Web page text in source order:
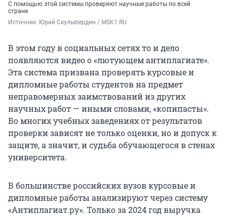
С помощью этой системы проверяют научные работы по всей
стране
Источник: Юрий Скулыбердин / MSK1.RU
В этом году в социальных сетях то и дело
появляются видео о «лютующем антиплагиате».
Эта система призвана проверять курсовые и
дипломные работы студентов на предмет
неправомерных заимствований из других
научных работ — иными словами, «копипасты».
Во многих учебных заведениях от результатов
проверки зависят не только оценки, но и допуск к
защите, а значит, и судьба обучающегося в стенах
университета.
В большинстве российских вузов курсовые и
дипломные работы анализируют через систему
«Антиплагиат.ру». Только за 2024 год выручка